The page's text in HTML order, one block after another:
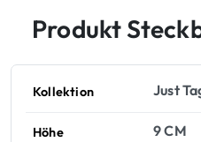
Produkt
Kollektion Just
Höhe 9 CM